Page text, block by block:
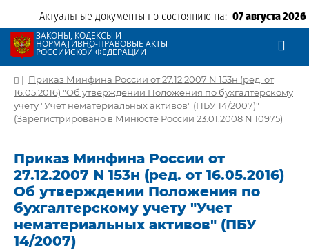
Актуальные документы по состоянию на: 07 августа 2026
ЗАКОНЫ, КОДЕКСЫ И
НОРМАТИВНО-ПРАВОВЫЕ АКТЫ
РОССИЙСКОЙ ФЕДЕРАЦИИ
| Приказ Минфина России от 27.12.2007 N 153н (ред. от
16.05.2016) "Об утверждении Положения по бухгалтерскому
учету "Учет нематериальных активов" (ПБУ 14/2007)"
(Зарегистрировано в Минюсте России 23.01.2008 N 10975)
Приказ Минфина России от
27.12.2007 N 153н (ред. от 16.05.2016)
Об утверждении Положения по
бухгалтерскому учету "Учет
нематериальных активов" (ПБУ
14/2007)